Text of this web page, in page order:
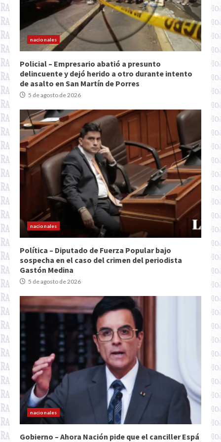
nacionales
Policial – Empresario abatió a presunto
delincuente y dejó herido a otro durante intento
de asalto en San Martín de Porres
5 de agosto de 2026
nacionales
Política – Diputado de Fuerza Popular bajo
sospecha en el caso del crimen del periodista
Gastón Medina
5 de agosto de 2026
nacionales
Gobierno – Ahora Nación pide que el canciller Espá